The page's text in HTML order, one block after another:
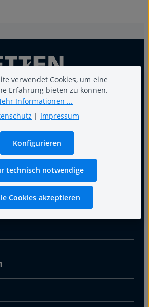
verwendet Cookies, um eine
Erfahrung bieten zu können.
Informationen ...
| Impressum
technisch notwendige
Konfigurieren
Cookies akzeptieren